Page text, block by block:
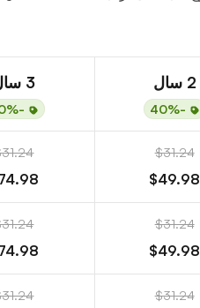
2 سال
-40%
3 سال
-40%
$31.24
$49.98
$31.24
$49.98
$31.24